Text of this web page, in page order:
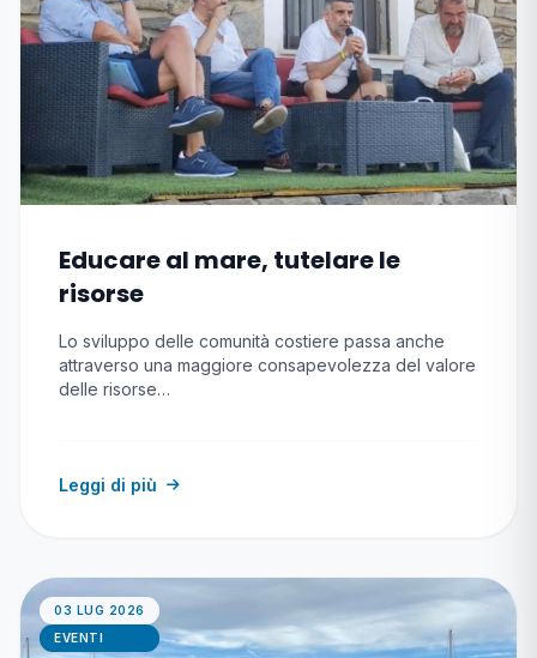
Educare al mare, tutelare le
risorse
Lo sviluppo delle comunità costiere passa anche
attraverso una maggiore consapevolezza del valore
delle risorse…
Leggi di più
03 LUG 2026
EVENTI